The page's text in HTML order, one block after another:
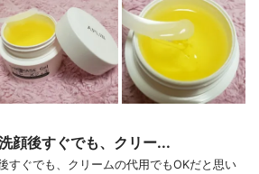
顔後すぐでも、クリー...
すぐでも、クリームの代用でもOKだと思い